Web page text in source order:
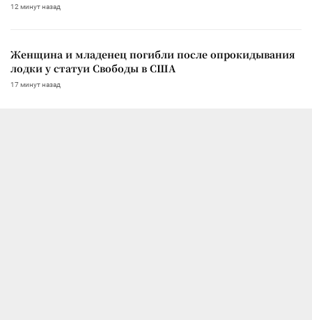
12 минут назад
Женщина и младенец погибли после опрокидывания
лодки у статуи Свободы в США
17 минут назад